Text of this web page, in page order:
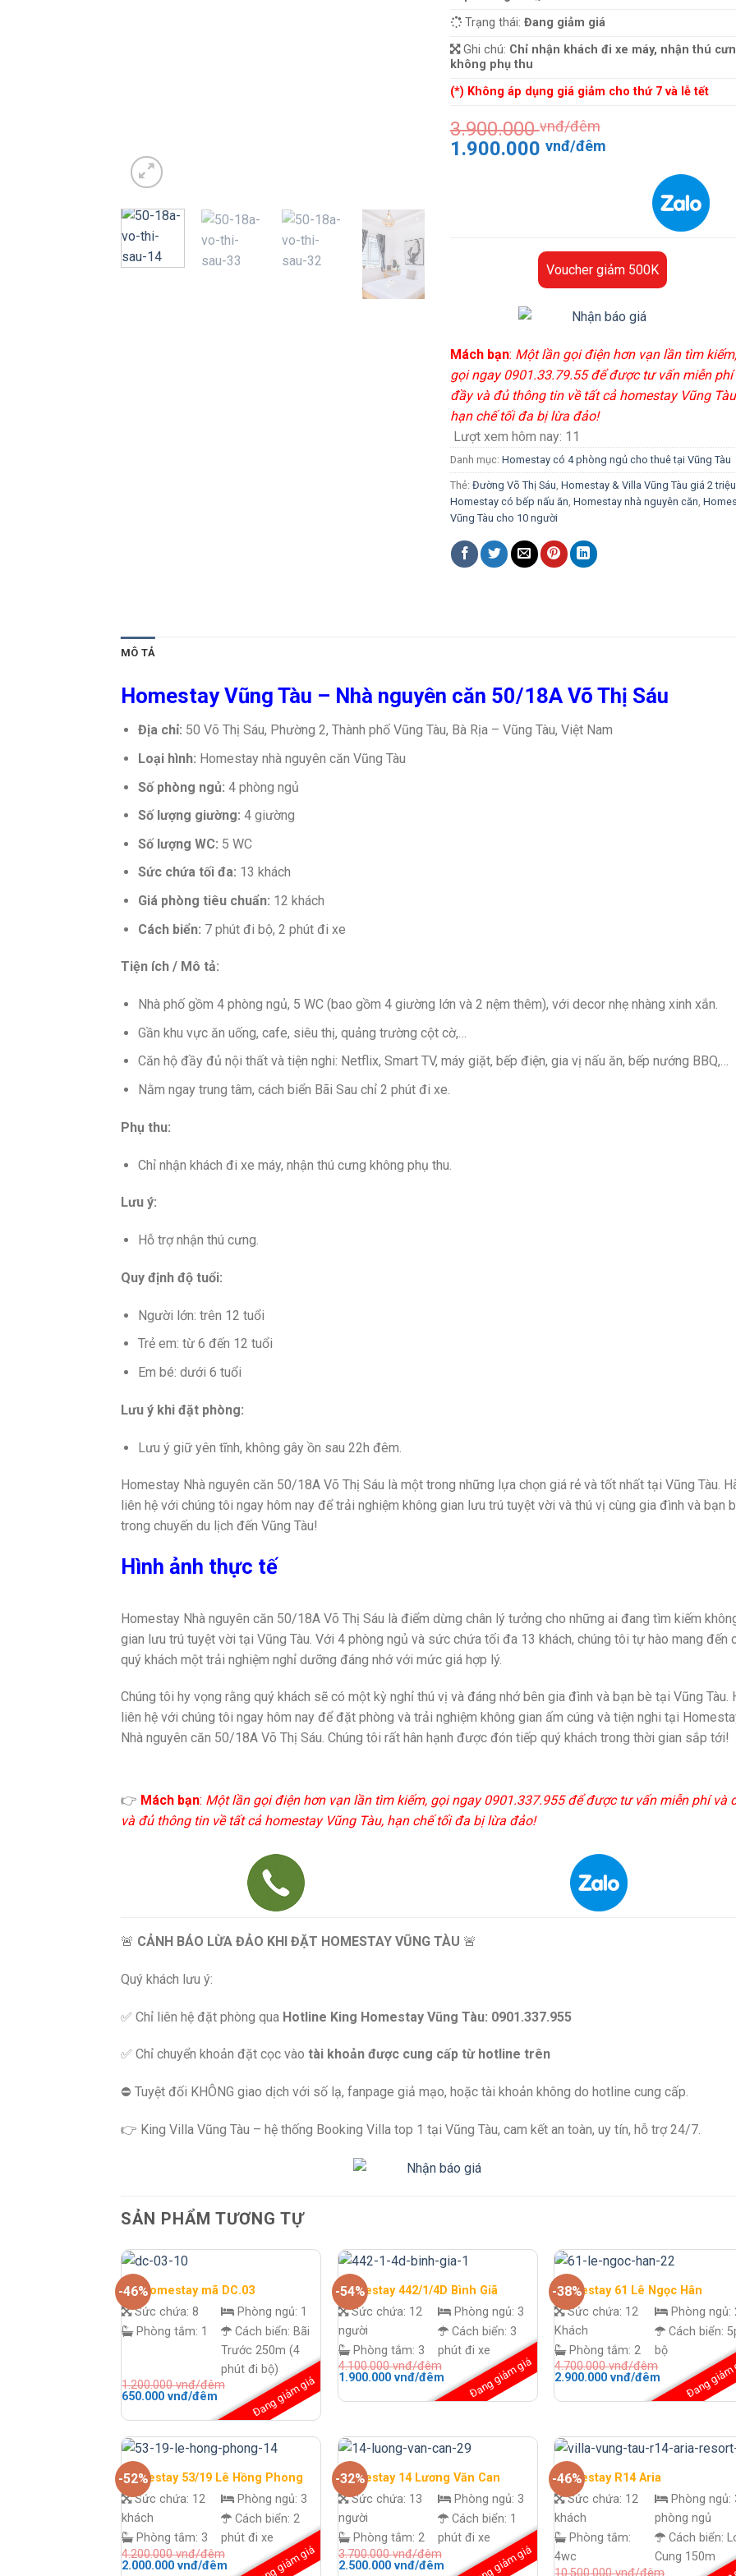
Trạng thái: Đang giảm giá
Ghi chú: Chỉ nhận khách đi xe máy, nhận thú
không phụ thu
(*) Không áp dụng giá giảm cho thứ 7 và lễ tết
3.900.000vnđ/đêm
Giá
1.900.000 vnđ/đêmGiá
1.900.000 vnđ/
đêm.
Voucher giảm 500K
Mách bạn: Một lần gọi điện hơn vạn lần tìm kiếm,
gọi ngay 0901.33.79.55 để được tư vấn miễn phí
đầy và đủ thông tin về tất cả homestay Vũng
hạn chế tối đa bị lừa đảo!
Lượt xem hôm nay: 11
Danh mục: Homestay có 4 phòng ngủ cho thuê tại Vũng Tàu
Thẻ: Đường Võ Thị Sáu Homestay & Villa Vũng Tàu giá 2 triệu
Homestay có bếp nấu ăn Homestay nhà nguyên căn
Vũng Tàu cho 10 người
MÔ TẢ
Homestay Vũng Tàu – Nhà nguyên căn 50/18A Võ Thị Sáu
Địa chỉ: 50 Võ Thị Sáu, Phường 2, Thành phố Vũng Tàu, Bà Rịa – Vũng Tàu, Việt Nam
Loại hình: Homestay nhà nguyên căn Vũng Tàu
Số phòng ngủ: 4 phòng ngủ
Số lượng giường: 4 giường
Số lượng WC: 5 WC
Sức chứa tối đa: 13 khách
Giá phòng tiêu chuẩn: 12 khách
Cách biển: 7 phút đi bộ, 2 phút đi xe
Tiện ích / Mô tả:
Nhà phố gồm 4 phòng ngủ, 5 WC (bao gồm 4 giường lớn và 2 nệm thêm), với decor nhẹ nhàng xinh xắn.
Gần khu vực ăn uống, cafe, siêu thị, quảng trường cột cờ,…
Căn hộ đầy đủ nội thất và tiện nghi: Netflix, Smart TV, máy giặt, bếp điện, gia vị nấu ăn, bếp nướng BBQ,…
Nằm ngay trung tâm, cách biển Bãi Sau chỉ 2 phút đi xe.
Phụ thu:
Chỉ nhận khách đi xe máy, nhận thú cưng không phụ thu.
Lưu ý:
Hỗ trợ nhận thú cưng.
Quy định độ tuổi:
Người lớn: trên 12 tuổi
Trẻ em: từ 6 đến 12 tuổi
Em bé: dưới 6 tuổi
Lưu ý khi đặt phòng:
Lưu ý giữ yên tĩnh, không gây ồn sau 22h đêm.
Homestay Nhà nguyên căn 50/18A Võ Thị Sáu là một trong những lựa chọn giá rẻ và tốt nhất tại Vũng Tàu.
liên hệ với chúng tôi ngay hôm nay để trải nghiệm không gian lưu trú tuyệt vời và thú vị cùng gia đình và bạn
trong chuyến du lịch đến Vũng Tàu!
Hình ảnh thực tế
Homestay Nhà nguyên căn 50/18A Võ Thị Sáu là điểm dừng chân lý tưởng cho những ai đang tìm kiếm
gian lưu trú tuyệt vời tại Vũng Tàu. Với 4 phòng ngủ và sức chứa tối đa 13 khách, chúng tôi tự hào mang đến
quý khách một trải nghiệm nghỉ dưỡng đáng nhớ với mức giá hợp lý.
Chúng tôi hy vọng rằng quý khách sẽ có một kỳ nghỉ thú vị và đáng nhớ bên gia đình và bạn bè tại Vũng Tàu.
liên hệ với chúng tôi ngay hôm nay để đặt phòng và trải nghiệm không gian ấm cúng và tiện nghi tại
Nhà nguyên căn 50/18A Võ Thị Sáu. Chúng tôi rất hân hạnh được đón tiếp quý khách trong thời gian sắp tới!
👉 Mách bạn: Một lần gọi điện hơn vạn lần tìm kiếm, gọi ngay 0901.337.955 để được tư vấn miễn phí và
và đủ thông tin về tất cả homestay Vũng Tàu, hạn chế tối đa bị lừa đảo!
🚨 CẢNH BÁO LỪA ĐẢO KHI ĐẶT HOMESTAY VŨNG TÀU 🚨
Quý khách lưu ý:
✅ Chỉ liên hệ đặt phòng qua Hotline King Homestay Vũng Tàu: 0901.337.955
✅ Chỉ chuyển khoản đặt cọc vào tài khoản được cung cấp từ hotline trên
⛔️ Tuyệt đối KHÔNG giao dịch với số lạ, fanpage giả mạo, hoặc tài khoản không do hotline cung cấp.
👉 King Villa Vũng Tàu – hệ thống Booking Villa top 1 tại Vũng Tàu, cam kết an toàn, uy tín, hỗ trợ 24/7.
SẢN PHẨM TƯƠNG TỰ
-46%
DC Homestay mã DC.03
Sức chứa: 8
Phòng tắm: 1
Phòng ngủ: 1
Cách biển: Bãi
Trước 250m (4
phút đi bộ)
Đang giảm giá
1.200.000vnđ/đêm
Giá
là:
đêm.
650.000 vnđ/đêmGiá
hiện
tại
650.000 vnđ/
đêm.
-54%
Homestay 442/1/4D Bình Giã
Sức chứa: 12
người
Phòng tắm: 3
Phòng ngủ: 3
Cách biển: 3
phút đi xe
Đang giảm giá
4.100.000vnđ/đêm
Giá
là:
1.900.000 vnđ/đêmGiá
hiện
tại
đêm.
-38%
Homestay 61 Lê Ngọc Hân
Sức chứa: 12
Khách
Phòng tắm:2
Phòng ngủ:
Cách biển:
bộ
Đang
4.700.000vnđ/đêm
Giá
là:
2.900.000vnđ/đêm
hiện
tại
đêm.
-52%
Homestay 53/19 Lê Hồng Phong
Sức chứa: 12
khách
Phòng tắm: 3
Phòng ngủ: 3
Cách biển: 2
phút đi xe
Đang giảm giá
4.200.000vnđ/đêm
Giá
2.000.000 vnđ/đêmGiá
-32%
Homestay 14 Lương Văn Can
Sức chứa: 13
người
Phòng tắm: 2
Phòng ngủ: 3
Cách biển: 1
phút đi xe
Đang giảm giá
3.700.000vnđ/đêm
Giá
2.500.000 vnđ/đêmGiá
-46%
Homestay R14 Aria
Sức chứa: 12
khách
Phòng tắm:
4wc
Phòng ngủ:
phòng ngủ
Cách biển:
Cung 150m
10.500.000vnđ/đêm